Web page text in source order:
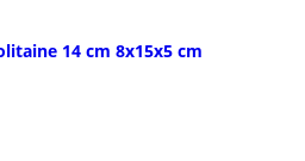
14 cm 8x15x5 cm